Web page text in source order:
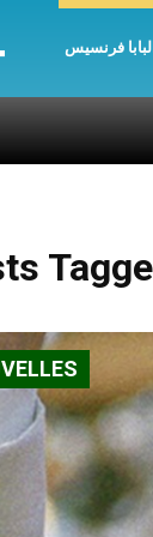
البابا فرنسيس